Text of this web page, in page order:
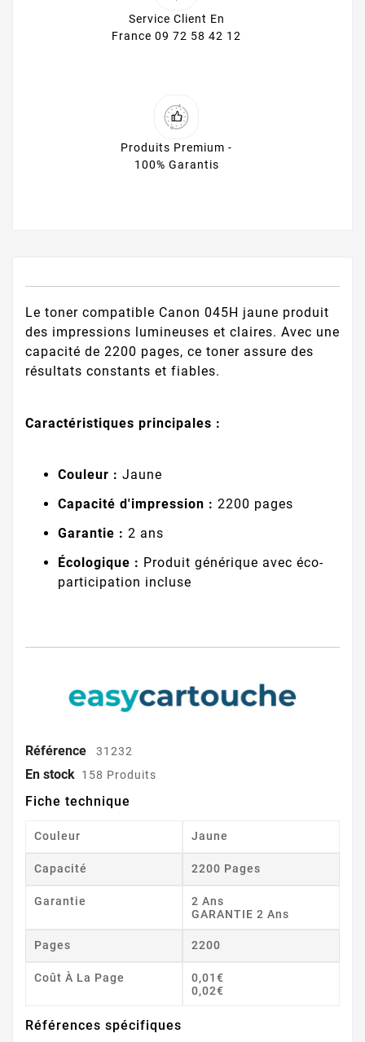
Service Client En
France 09 72 58 42 12
Produits Premium -
100% Garantis
Le toner compatible Canon 045H jaune produit
des impressions lumineuses et claires. Avec une
capacité de 2200 pages, ce toner assure des
résultats constants et fiables.
Caractéristiques principales :
Couleur : Jaune
Capacité d'impression : 2200 pages
Garantie : 2 ans
Écologique : Produit générique avec éco-
participation incluse
Référence 31232
En stock 158 Produits
Fiche technique
Couleur Jaune
Capacité 2200 Pages
Garantie
2 Ans
GARANTIE 2 Ans
Pages 2200
Coût À La Page
0,01€
0,02€
Références spécifiques